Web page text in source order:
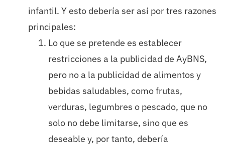
infantil. Y esto debería ser así por tres razones
principales:
Lo que se pretende es establecer
restricciones a la publicidad de AyBNS,
pero no a la publicidad de alimentos y
bebidas saludables, como frutas,
verduras, legumbres o pescado, que no
solo no debe limitarse, sino que es
deseable y, por tanto, debería